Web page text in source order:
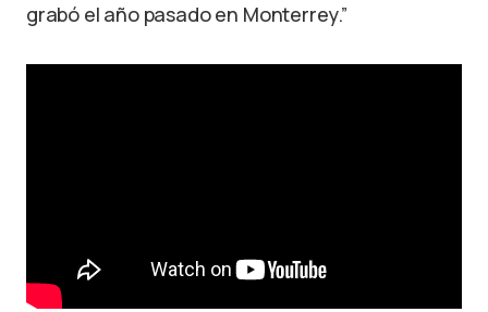
grabó el año pasado en Monterrey.”